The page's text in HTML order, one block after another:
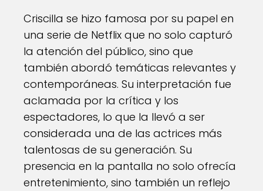
Criscilla se hizo famosa por su papel en
una serie de Netflix que no solo capturó
la atención del público, sino que
también abordó temáticas relevantes y
contemporáneas. Su interpretación fue
aclamada por la crítica y los
espectadores, lo que la llevó a ser
considerada una de las actrices más
talentosas de su generación. Su
presencia en la pantalla no solo ofrecía
entretenimiento, sino también un reflejo